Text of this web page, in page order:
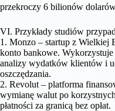
przekroczy 6 bilionów
VI. Przykłady studiów
1. Monzo – startup z
konto bankowe.
analizy wydatków klientów i
oszczędzania.
2. Revolut – platforma
wymianę walut po
płatności za granicą bez opłat.